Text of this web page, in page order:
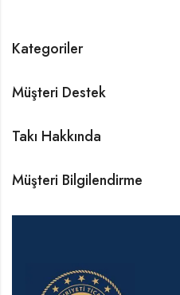
Kategoriler
Müşteri Destek
Takı Hakkında
Müşteri Bilgilendirme